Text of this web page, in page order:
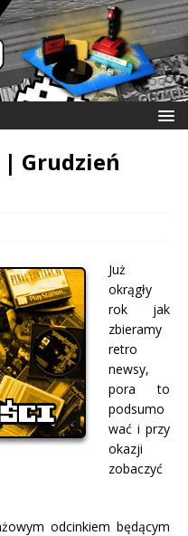
Grudzień
Już
okrągły
rok jak
zbieramy
retro
newsy,
pora to
podsumo
wać i przy
okazji
zobaczyć
odcinkiem będącym